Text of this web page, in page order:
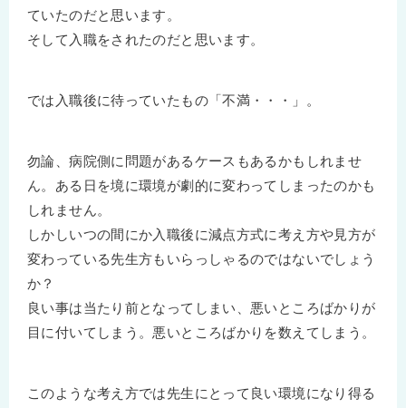
ていたのだと思います。
そして入職をされたのだと思います。
では入職後に待っていたもの「不満・・・」。
勿論、病院側に問題があるケースもあるかもしれませ
ん。ある日を境に環境が劇的に変わってしまったのかも
しれません。
しかしいつの間にか入職後に減点方式に考え方や見方が
変わっている先生方もいらっしゃるのではないでしょう
か？
良い事は当たり前となってしまい、悪いところばかりが
目に付いてしまう。悪いところばかりを数えてしまう。
このような考え方では先生にとって良い環境になり得る